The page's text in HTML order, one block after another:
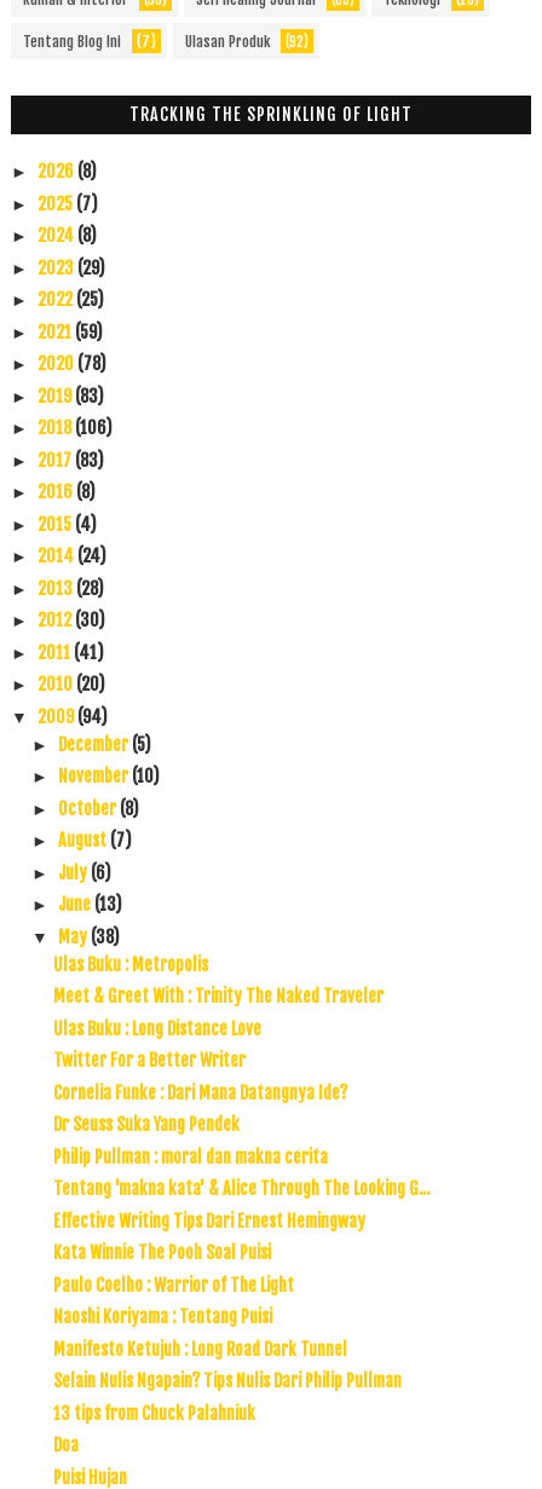
Tentang Blog Ini (7) Ulasan Produk (92)
TRACKING THE SPRINKLING OF LIGHT
► 2026 (8)
► 2025 (7)
► 2024 (8)
► 2023 (29)
► 2022(25)
► 2021 (59)
► 2020 (78)
► 2019(83)
► 2018(106)
► 2017 (83)
► 2016 (8)
► 2015 (4)
► 2014 (24)
► 2013 (28)
► 2012(30)
► 2011 (41)
► 2010 (20)
▼ 2009(94)
► December(5)
► November(10)
► October(8)
► August (7)
► July (6)
► June (13)
▼ May (38)
Ulas Buku : Metropolis
Meet & Greet With : Trinity The Naked Traveler
Ulas Buku : Long Distance Love
Twitter For a Better Writer
Cornelia Funke : Dari Mana Datangnya Ide?
Dr Seuss Suka Yang Pendek
Philip Pullman : moral dan makna cerita
Tentang 'makna kata' & Alice Through The Looking G...
Effective Writing Tips Dari Ernest Hemingway
Kata Winnie The Pooh Soal Puisi
Paulo Coelho : Warrior of The Light
Naoshi Koriyama : Tentang Puisi
Manifesto Ketujuh : Long Road Dark Tunnel
Selain Nulis Ngapain? Tips Nulis Dari Philip Pullman
13 tips from Chuck Palahniuk
Doa
Puisi Hujan